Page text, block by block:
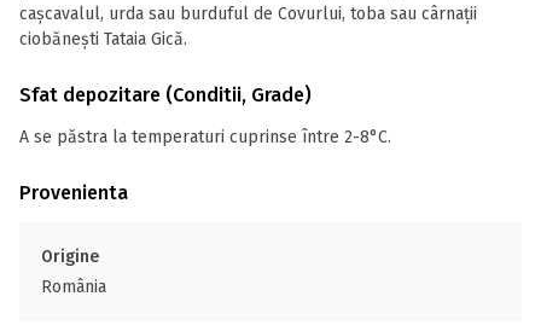
cașcavalul, urda sau burduful de Covurlui, toba sau cârnații
ciobănești Tataia Gică.
Sfat depozitare (Conditii, Grade)
A se păstra la temperaturi cuprinse între 2-8°C.
Provenienta
Origine
România